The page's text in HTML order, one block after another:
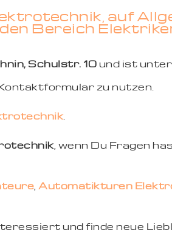
auf
Bereich
Schulstr. 10 und ist
zu nutzen.
.
, wenn Du Fragen
, Automatiktüren
und finde neue